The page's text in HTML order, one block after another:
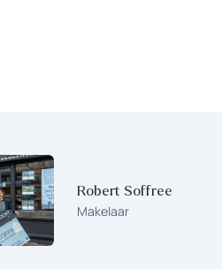
Robert Soffree
Makelaar